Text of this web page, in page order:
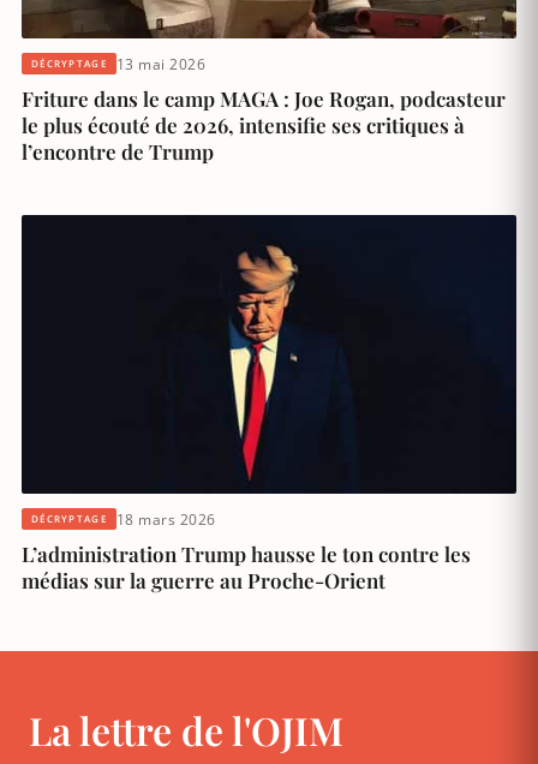
DÉCRYPTAGE 13 mai 2026
Friture dans le camp MAGA : Joe Rogan, podcasteur
le plus écouté de 2026, intensifie ses critiques à
l’encontre de Trump
DÉCRYPTAGE 18 mars 2026
L’administration Trump hausse le ton contre les
médias sur la guerre au Proche-Orient
La lettre de l'OJIM